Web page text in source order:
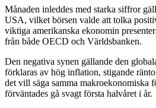
Månaden inleddes med starka siffror
USA, vilket börsen valde att tolka
viktiga amerikanska ekonomin
från både OECD och Världsbanken.
Den negativa synen gällande den
förklaras av hög inflation, stigande
det vill säga samma makroekonomiska
förväntades gå svagt första halvåret i år.